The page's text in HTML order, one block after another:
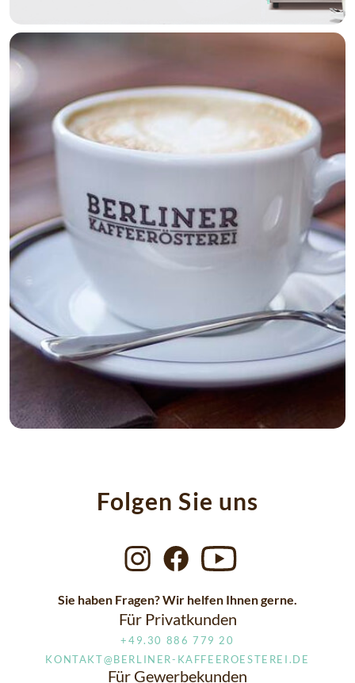
Folgen Sie uns
Sie haben Fragen? Wir helfen Ihnen gerne.
Für Privatkunden
+49.30 886 779 20
kontakt@berliner-kaffeeroesterei.de
Für Gewerbekunden